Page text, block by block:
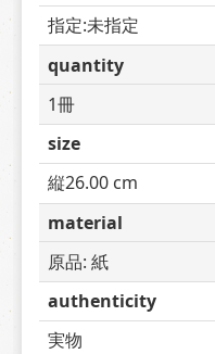
指定:未指定
quantity
1冊
size
縦26.00 cm
material
原品: 紙
authenticity
実物